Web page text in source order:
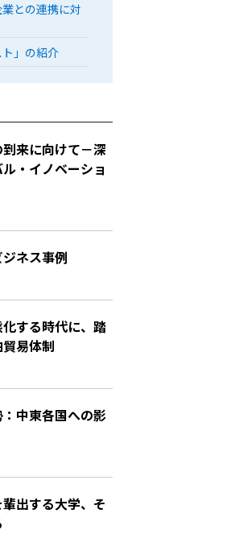
との連携に対
ト」の紹介
来に向けて－深
・イノベーショ
ネス事例
する時代に、踏
易体制
中東各国への影
出する大学、そ